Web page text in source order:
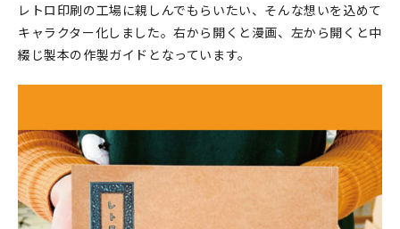
マイアカウント
お買い物ガイド
よくある質問
レトロ印刷の工場に親しんでもらいたい、そんな想いを込めて
キャラクター化しました。右から開くと漫画、左から開くと中
綴じ製本の作製ガイドとなっています。